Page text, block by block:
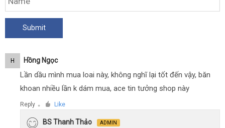
H Hồng Ngọc
Lần dầu mình mua loai này, không nghĩ lại tốt đến vậy, băn
khoan nhiều lần k dám mua, ace tin tưởng shop này
Reply ● Like
BS Thanh Thảo ADMIN